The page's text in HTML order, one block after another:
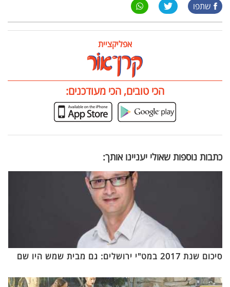
שתפו
אפליקציית
הכי טובים, הכי מעודכנים:
כתבות נוספות שאולי יעניינו אותך:
סיכום שנת 2017 במט"י ירושלים: גם מבית שמש היו שם